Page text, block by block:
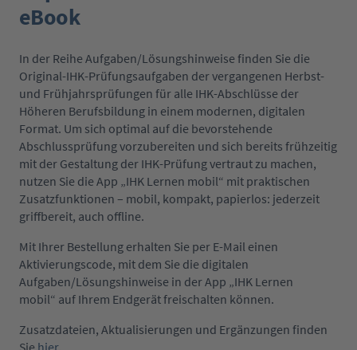
eBook
In der Reihe Aufgaben/Lösungshinweise finden Sie die
Original-IHK-Prüfungsaufgaben der vergangenen Herbst-
und Frühjahrsprüfungen für alle IHK-Abschlüsse der
Höheren Berufsbildung in einem modernen, digitalen
Format. Um sich optimal auf die bevorstehende
Abschlussprüfung vorzubereiten und sich bereits frühzeitig
mit der Gestaltung der IHK-Prüfung vertraut zu machen,
nutzen Sie die App „IHK Lernen mobil“ mit praktischen
Zusatzfunktionen – mobil, kompakt, papierlos: jederzeit
griffbereit, auch offline.
Mit Ihrer Bestellung erhalten Sie per E-Mail einen
Aktivierungscode, mit dem Sie die digitalen
Aufgaben/Lösungshinweise in der App „IHK Lernen
mobil“ auf Ihrem Endgerät freischalten können.
Zusatzdateien, Aktualisierungen und Ergänzungen finden